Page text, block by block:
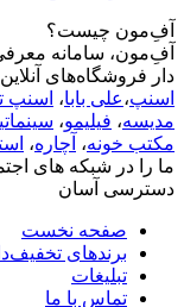
آفِ‌مون چیست؟
آفِ‌مون، سامانه
دار فروشگاه‌های
اسنپ،علی بابا، اسنپ
مدیسه، فیلیمو،
مکتب خونه، آچاره،
ما را در شبکه های
دسترسی آسان
صفحه نخست
برندهای
تبلیغات
تماس با ما